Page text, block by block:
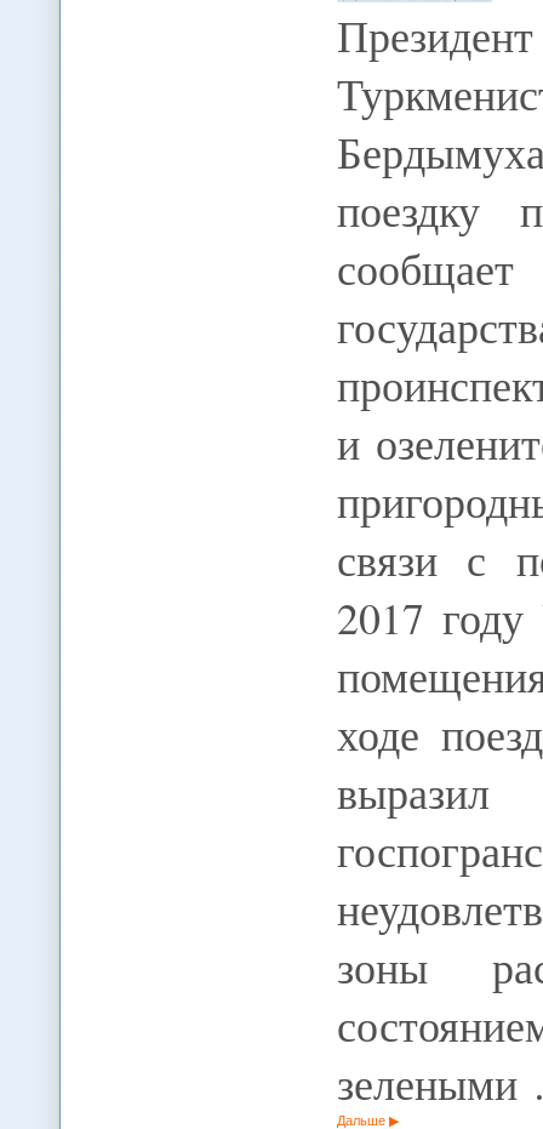
поездку
и
связи с
2017
ходе
зоны
Дальше